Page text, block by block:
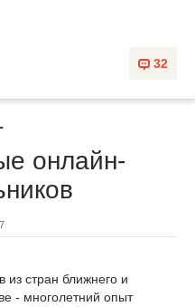
32
онлайн-
из стран ближнего и
- многолетний опыт